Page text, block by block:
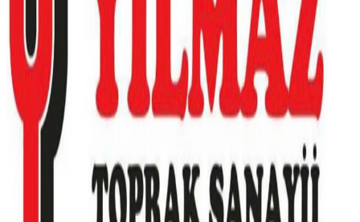
Burdur
Denizli
Diyarbakır
Düzce
Erzurum
Eskişehir
Gaziantep
Giresun